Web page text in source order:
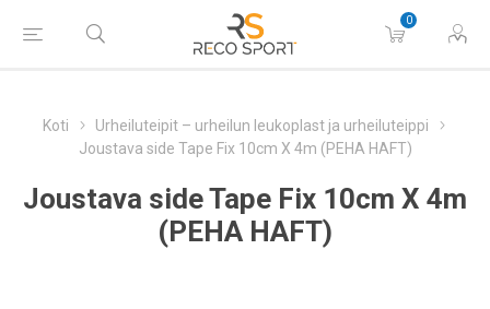
0
Koti
Urheiluteipit – urheilun leukoplast ja urheiluteippi
Joustava side Tape Fix 10cm X 4m (PEHA HAFT)
Joustava side Tape Fix 10cm X 4m
(PEHA HAFT)